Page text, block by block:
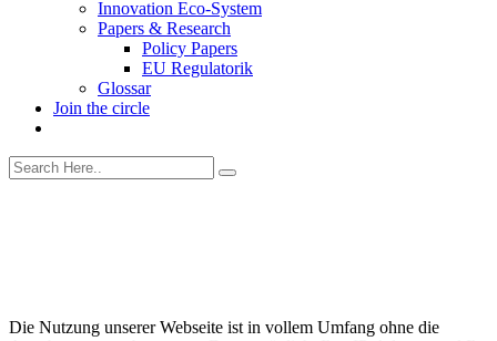
Innovation Eco-System
Papers & Research
Policy Papers
EU Regulatorik
Glossar
Join the circle
Die Nutzung unserer Webseite ist in vollem Umfang ohne die